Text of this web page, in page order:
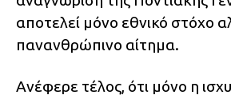
αποτελεί μόνο εθνικό στόχο
πανανθρώπινο αίτημα.
Ανέφερε τέλος, ότι μόνο η